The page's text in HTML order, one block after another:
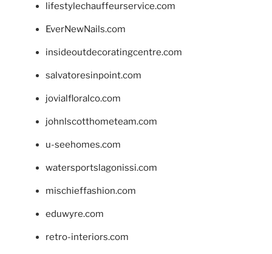
lifestylechauffeurservice.com
EverNewNails.com
insideoutdecoratingcentre.com
salvatoresinpoint.com
jovialfloralco.com
johnlscotthometeam.com
u-seehomes.com
watersportslagonissi.com
mischieffashion.com
eduwyre.com
retro-interiors.com